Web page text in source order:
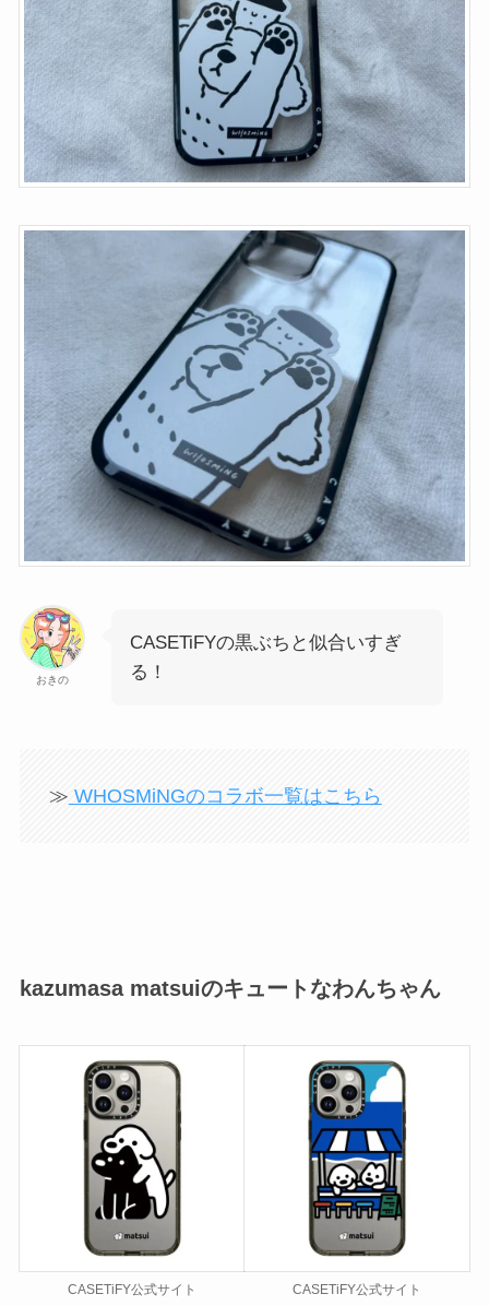
おきの
CASETiFYの黒ぶちと似合いすぎ
る！
≫ WHOSMiNGのコラボ一覧はこちら
kazumasa matsuiのキュートなわんちゃん
CASETiFY公式サイト CASETiFY公式サイト